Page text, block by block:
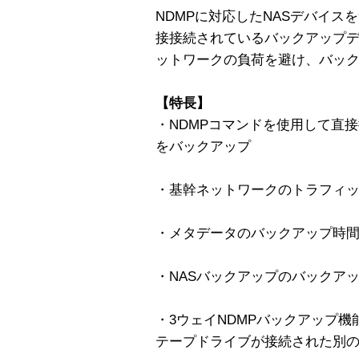
NDMPに対応したNASデバイス
接接続されているバックアップ
ットワークの負荷を避け、バッ
【特長】
・NDMPコマンドを使用して直
をバックアップ
・基幹ネットワークのトラフィ
・メタデータのバックアップ時
・NASバックアップのバックア
・3ウェイNDMPバックアップ
テープドライブが接続された別